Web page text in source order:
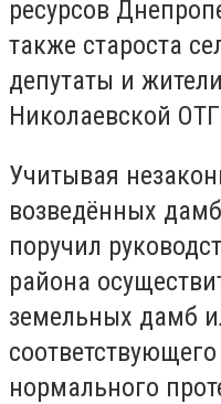
ресурсов
также староста
депутаты и
Николаевской
Учитывая
возведённых
поручил
района
земельных дамб
нормального